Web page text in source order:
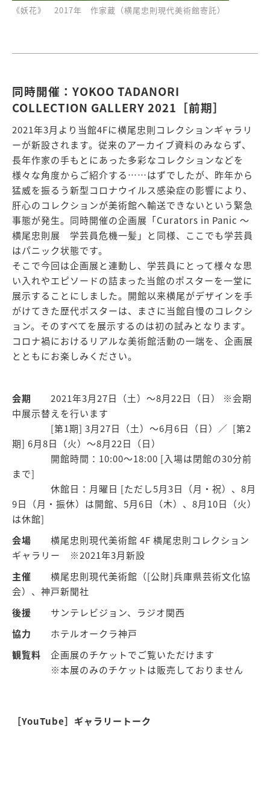
《妖花》 2017年 作家蔵（横尾忠則現代美術館寄託）
同時開催：YOKOO TADANORI
COLLECTION GALLERY 2021［前期］
2021年3月より当館4Fに横尾忠則コレクションギャラリ
ーが新設されます。従来のアーカイブ資料のみならず、
長年作家の手もとにあった多彩なコレクションなどを
様々な角度からご紹介する……はずでしたが、昨年から
猛威を振るう新型コロナウイルス感染症の影響により、
肝心のコレクションが美術館へ輸送できないという緊急
事態が発生。同時開催の企画展「Curators in Panic 〜
横尾忠則展 学芸員危機一髪」と同様、ここでも学芸員
はパニック状態です。
そこで今回は企画展と連動し、学芸員にとって様々な思
い入れやエピソードの詰まった当館のポスターを一堂に
展示することにしました。開館以来横尾がデザインを手
がけてきた歴代ポスターは、まさに当館自慢のコレクシ
ョン。そのすべてを展示するのは初の試みとなります。
コロナ禍におけるリアルな美術館活動の一端を、企画展
とともにお楽しみください。
会期 2021年3月27日（土）〜8月22日（日） ※会期
中展示替えを行います
[第1期] 3月27日（土）〜6月6日（日）／ [第2
期] 6月8日（火）〜8月22日（日）
開館時間：10:00〜18:00 [入場は閉館の30分前
まで]
休館日：月曜日 [ただし5月3日（月・祝）、8月
9日（月・振休）は開館、5月6日（木）、8月10日（火）
は休館]
会場 横尾忠則現代美術館 4F 横尾忠則コレクション
ギャラリー ※2021年3月新設
主催 横尾忠則現代美術館（[公財]兵庫県芸術文化協
会）、神戸新聞社
後援 サンテレビジョン、ラジオ関西
協力 ホテルオークラ神戸
観覧料 企画展のチケットでご覧いただけます
※本展のみのチケットは販売しておりません
［YouTube］ギャラリートーク